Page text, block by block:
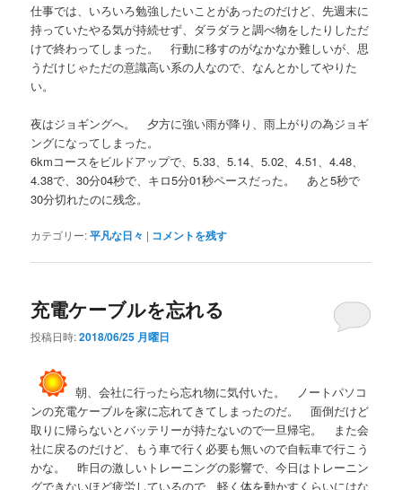
仕事では、いろいろ勉強したいことがあったのだけど、先週末に
持っていたやる気が持続せず、ダラダラと調べ物をしたりしただ
けで終わってしまった。 行動に移すのがなかなか難しいが、思
うだけじゃただの意識高い系の人なので、なんとかしてやりた
い。
夜はジョギングへ。 夕方に強い雨が降り、雨上がりの為ジョギ
ングになってしまった。
6kmコースをビルドアップで、5.33、5.14、5.02、4.51、4.48、
4.38で、30分04秒で、キロ5分01秒ペースだった。 あと5秒で
30分切れたのに残念。
カテゴリー:平凡な日々 | コメントを残す
充電ケーブルを忘れる
投稿日時:2018/06/25 月曜日
朝、会社に行ったら忘れ物に気付いた。 ノートパソコ
ンの充電ケーブルを家に忘れてきてしまったのだ。 面倒だけど
取りに帰らないとバッテリーが持たないので一旦帰宅。 また会
社に戻るのだけど、もう車で行く必要も無いので自転車で行こう
かな。 昨日の激しいトレーニングの影響で、今日はトレーニン
グできないほど疲労しているので、軽く体を動かすくらいにはな